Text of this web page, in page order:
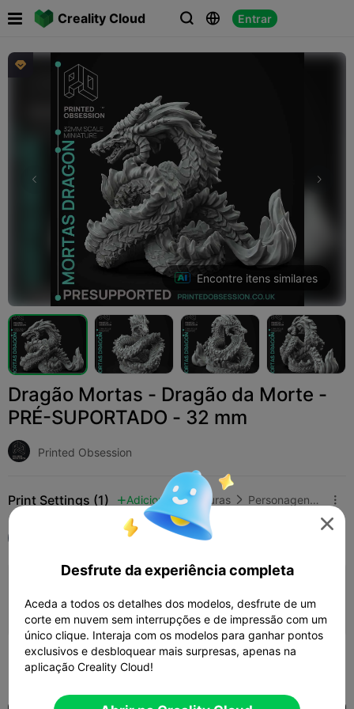
Creality Cloud   Entrar
 

Encontre itens similares
Dragão Mortas - Dragão da Morte -
PRÉ-SUPORTADO - 32 mm
Printed Obsession
Print Settings (1)  Adicionar Miniaturas  Personagens e Criaturas 
Ender-3 V3 Plus
preenchimento
 10h 58m  4 plates  160.04g
400

Desfrute da experiência completa
Aceda a todos os detalhes dos modelos, desfrute de um
corte em nuvem sem interrupções e de impressão com um
único clique. Interaja com os modelos para ganhar pontos
exclusivos e desbloquear mais surpresas, apenas na
aplicação Creality Cloud!